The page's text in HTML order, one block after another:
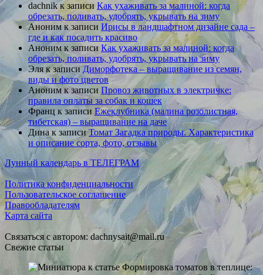
dachnikк записиКак ухаживать за малиной: когда
обрезать, поливать, удобрять, укрывать на зиму
Анонимк записи Ирисы в ландшафтном дизайне сада –
где и как посадить красиво
Анонимк записиКак ухаживать за малиной: когда
обрезать, поливать, удобрять, укрывать на зиму
Эля к записиДиморфотека – выращивание из семян,
виды и фото цветов
Анонимк записи Провоз животных в электричке:
правила оплаты за собак и кошек
Франц к записи Ежеклубника (малина розолистная,
тибетская) – выращивание на даче
Дина к записиТомат Загадка природы. Характеристика
и описание сорта, фото, отзывы
Лунный календарь в ТЕЛЕГРАМ
Политика конфиденциальности
Пользовательское соглашение
Правообладателям
Карта сайта
Связаться с автором: dachnysait@mail.ru
Свежие статьи